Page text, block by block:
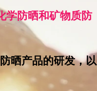
学防晒和矿物质防
晒产品的研发，以